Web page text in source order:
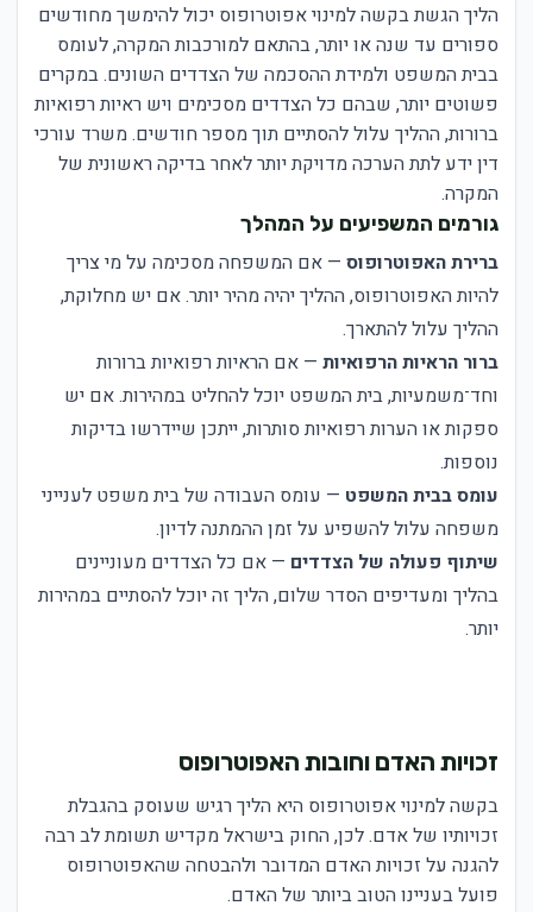
הליך הגשת בקשה למינוי אפוטרופוס יכול להימשך מחודשים
ספורים עד שנה או יותר, בהתאם למורכבות המקרה, לעומס
בבית המשפט ולמידת ההסכמה של הצדדים השונים. במקרים
פשוטים יותר, שבהם כל הצדדים מסכימים ויש ראיות רפואיות
ברורות, ההליך עלול להסתיים תוך מספר חודשים. משרד עורכי
דין ידע לתת הערכה מדויקת יותר לאחר בדיקה ראשונית של
המקרה.
גורמים המשפיעים על המהלך
ברירת האפוטרופוס — אם המשפחה מסכימה על מי צריך
להיות האפוטרופוס, ההליך יהיה מהיר יותר. אם יש מחלוקת,
ההליך עלול להתארך.
ברור הראיות הרפואיות — אם הראיות רפואיות ברורות
וחד־משמעיות, בית המשפט יוכל להחליט במהירות. אם יש
ספקות או הערות רפואיות סותרות, ייתכן שיידרשו בדיקות
נוספות.
עומס בבית המשפט — עומס העבודה של בית משפט לענייני
משפחה עלול להשפיע על זמן ההמתנה לדיון.
שיתוף פעולה של הצדדים — אם כל הצדדים מעוניינים
בהליך ומעדיפים הסדר שלום, הליך זה יוכל להסתיים במהירות
יותר.
זכויות האדם וחובות האפוטרופוס
בקשה למינוי אפוטרופוס היא הליך רגיש שעוסק בהגבלת
זכויותיו של אדם. לכן, החוק בישראל מקדיש תשומת לב רבה
להגנה על זכויות האדם המדובר ולהבטחה שהאפוטרופוס
פועל בעניינו הטוב ביותר של האדם.